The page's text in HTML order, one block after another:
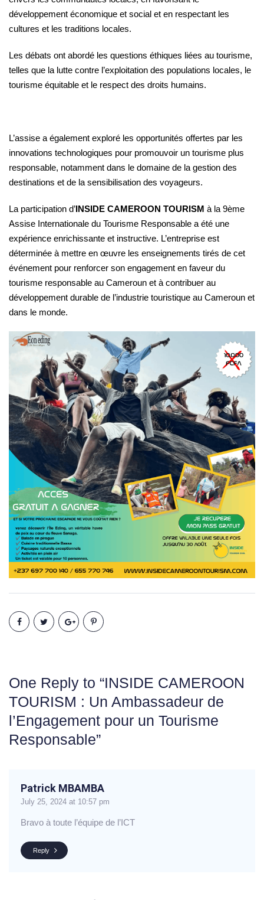
développement économique et social et en respectant les
cultures et les traditions locales.
Les débats ont abordé les questions éthiques liées au tourisme,
telles que la lutte contre l’exploitation des populations locales, le
tourisme équitable et le respect des droits humains.
L’assise a également exploré les opportunités offertes par les
innovations technologiques pour promouvoir un tourisme plus
responsable, notamment dans le domaine de la gestion des
destinations et de la sensibilisation des voyageurs.
La participation d’INSIDE CAMEROON TOURISM à la 9ème
Assise Internationale du Tourisme Responsable a été une
expérience enrichissante et instructive. L’entreprise est
déterminée à mettre en œuvre les enseignements tirés de cet
événement pour renforcer son engagement en faveur du
tourisme responsable au Cameroun et à contribuer au
développement durable de l’industrie touristique au Cameroun et
dans le monde.
One Reply to “INSIDE CAMEROON
TOURISM : Un Ambassadeur de
l’Engagement pour un Tourisme
Responsable”
Patrick MBAMBA
July 25, 2024 at 10:57 pm
Bravo à toute l’équipe de l’ICT
Reply